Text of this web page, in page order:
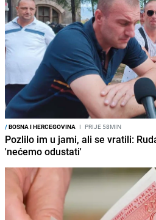
/BOSNA I HERCEGOVINA I PRIJE 58MIN
Pozlilo im u jami, ali se vratili:
'nećemo odustati'